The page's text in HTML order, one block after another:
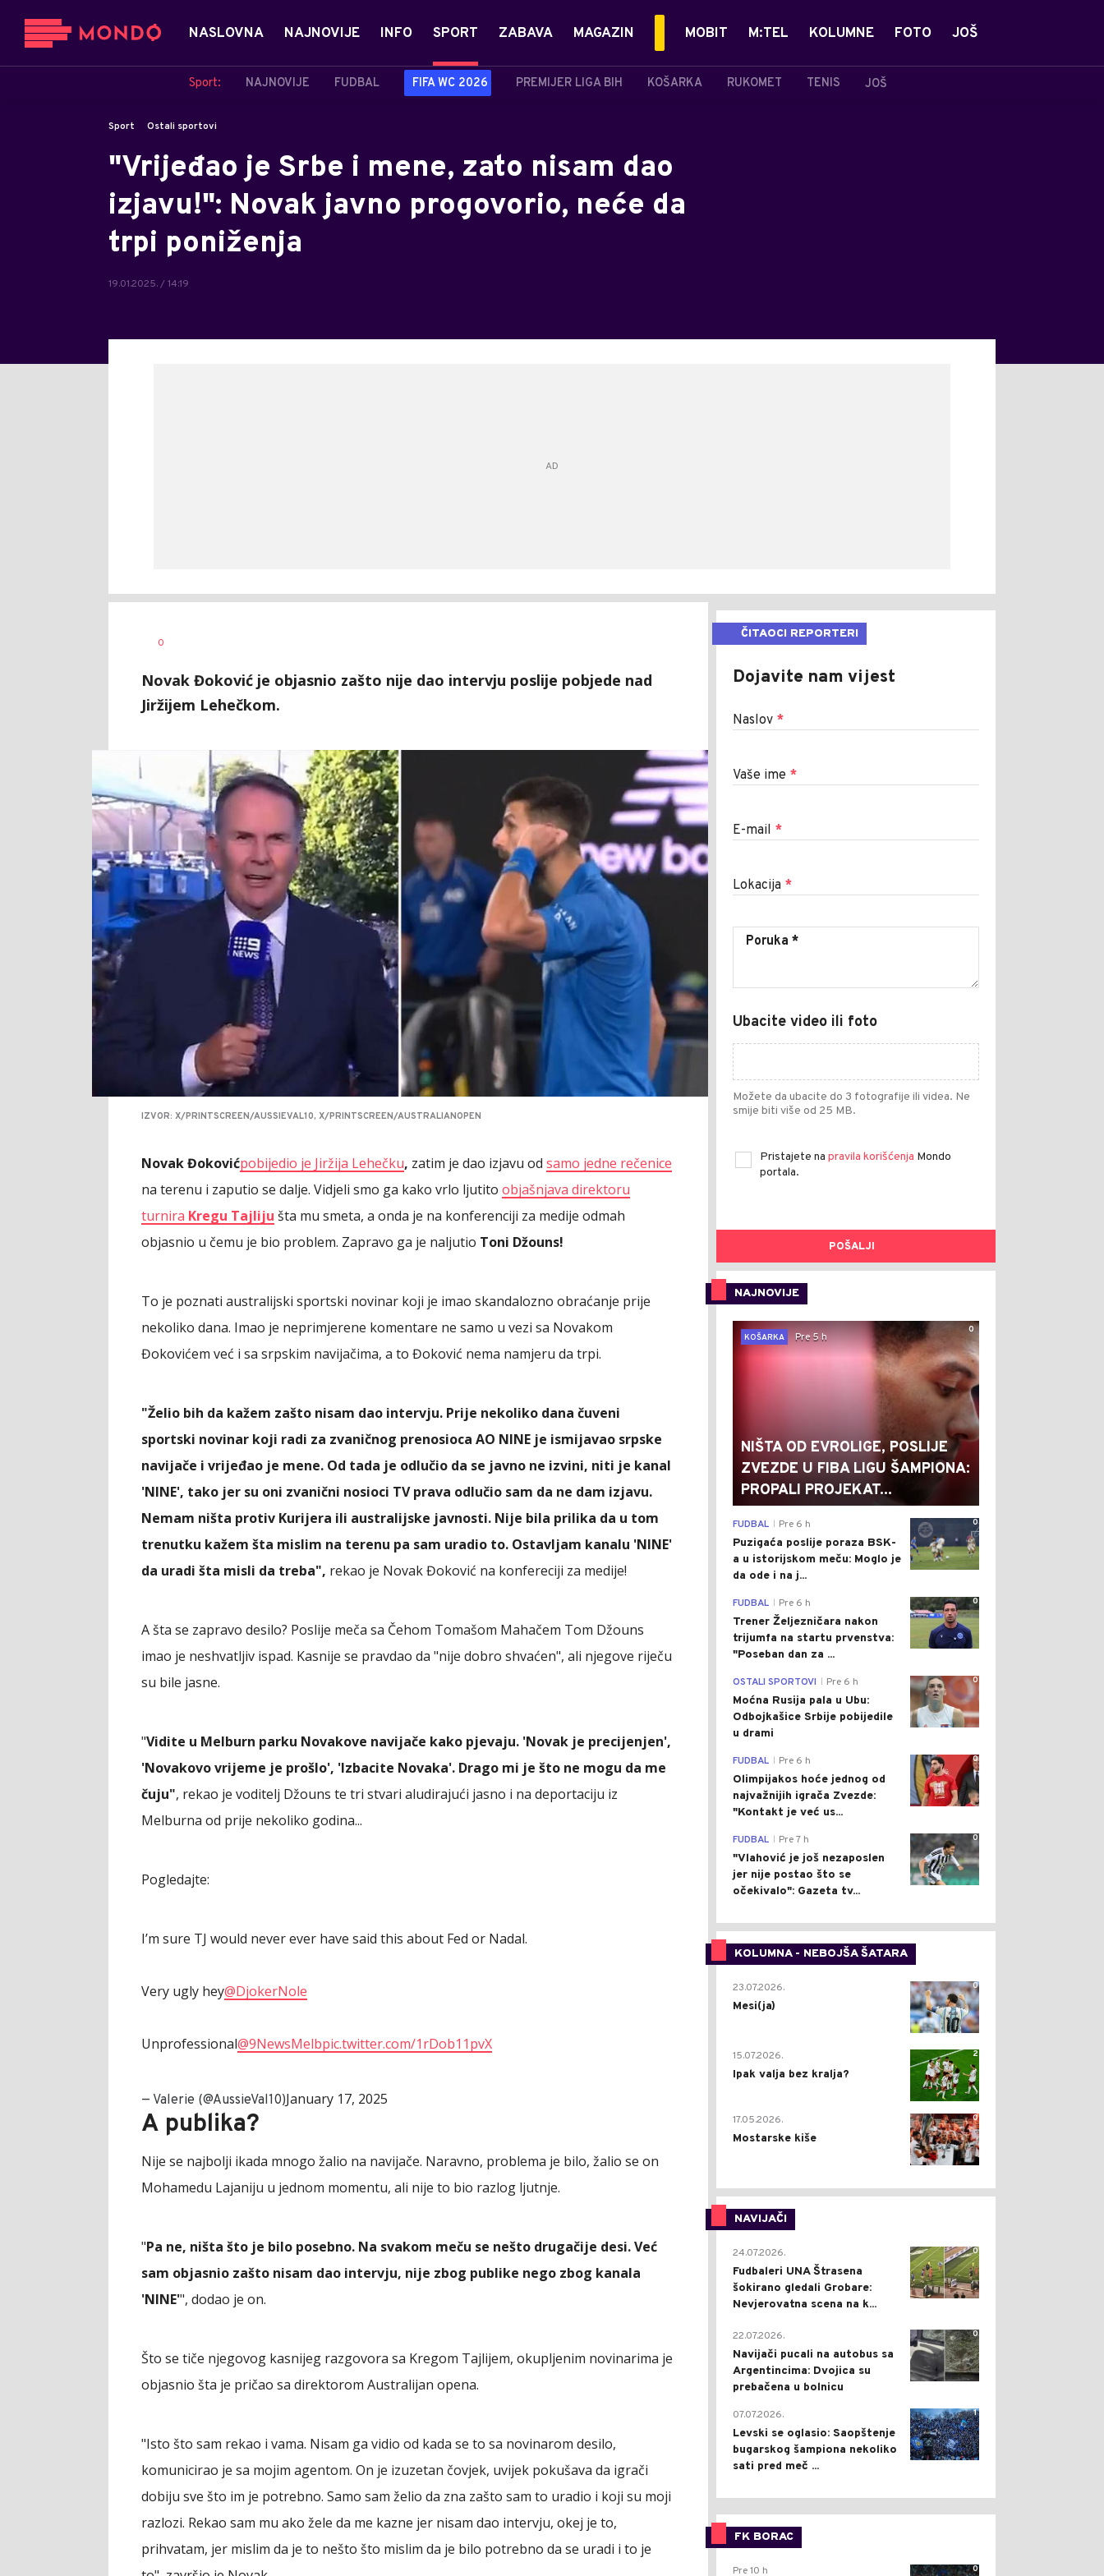
NASLOVNA NAJNOVIJE INFO SPORT
Sport: NAJNOVIJE FUDBAL FIFA WC 2026 PREMIJER LIGA BIH KOŠARKA RUKOMET TENIS JOŠ
ZABAVA MAGAZIN MOBIT M:TEL KOLUMNE FOTO JOŠ
Sport Ostali sportovi
"Vrijeđao je Srbe i mene, zato nisam dao
izjavu!": Novak javno progovorio, neće da
trpi poniženja
19.01.2025. / 14:19
AUTOR
0
Novak Đoković je objasnio zašto nije dao intervju poslije pobjede nad
Jiržijem Lehečkom.
IZVOR: X/PRINTSCREEN/AUSSIEVAL10, X/PRINTSCREEN/AUSTRALIANOPEN
Novak Đokovićpobijedio je Jiržija Lehečku, zatim je dao izjavu od samo jedne rečenice
na terenu i zaputio se dalje. Vidjeli smo ga kako vrlo ljutito objašnjava direktoru
turnira Kregu Tajliju šta mu smeta, a onda je na konferenciji za medije odmah
objasnio u čemu je bio problem. Zapravo ga je naljutio Toni Džouns!
To je poznati australijski sportski novinar koji je imao skandalozno obraćanje prije
nekoliko dana. Imao je neprimjerene komentare ne samo u vezi sa Novakom
Đokovićem već i sa srpskim navijačima, a to Đoković nema namjeru da trpi.
"Želio bih da kažem zašto nisam dao intervju. Prije nekoliko dana čuveni
sportski novinar koji radi za zvaničnog prenosioca AO NINE je ismijavao srpske
navijače i vrijeđao je mene. Od tada je odlučio da se javno ne izvini, niti je kanal
'NINE', tako jer su oni zvanični nosioci TV prava odlučio sam da ne dam izjavu.
Nemam ništa protiv Kurijera ili australijske javnosti. Nije bila prilika da u tom
trenutku kažem šta mislim na terenu pa sam uradio to. Ostavljam kanalu 'NINE'
da uradi šta misli da treba", rekao je Novak Đoković na konfereciji za medije!
A šta se zapravo desilo? Poslije meča sa Čehom Tomašom Mahačem Tom Džouns
imao je neshvatljiv ispad. Kasnije se pravdao da "nije dobro shvaćen", ali njegove riječu
su bile jasne.
"Vidite u Melburn parku Novakove navijače kako pjevaju. 'Novak je precijenjen',
'Novakovo vrijeme je prošlo', 'Izbacite Novaka'. Drago mi je što ne mogu da me
čuju", rekao je voditelj Džouns te tri stvari aludirajući jasno i na deportaciju iz
Melburna od prije nekoliko godina...
Pogledajte:
I’m sure TJ would never ever have said this about Fed or Nadal.
Very ugly hey@DjokerNole
Unprofessional@9NewsMelbpic.twitter.com/1rDob11pvX
— Valerie (@AussieVal10)January 17, 2025
A publika?
Nije se najbolji ikada mnogo žalio na navijače. Naravno, problema je bilo, žalio se on
Mohamedu Lajaniju u jednom momentu, ali nije to bio razlog ljutnje.
"Pa ne, ništa što je bilo posebno. Na svakom meču se nešto drugačije desi. Već
sam objasnio zašto nisam dao intervju, nije zbog publike nego zbog kanala
'NINE'", dodao je on.
Što se tiče njegovog kasnijeg razgovora sa Kregom Tajlijem, okupljenim novinarima je
objasnio šta je pričao sa direktorom Australijan opena.
"Isto što sam rekao i vama. Nisam ga vidio od kada se to sa novinarom desilo,
komunicirao je sa mojim agentom. On je izuzetan čovjek, uvijek pokušava da igrači
dobiju sve što im je potrebno. Samo sam želio da zna zašto sam to uradio i koji su moji
razlozi. Rekao sam mu ako žele da me kazne jer nisam dao intervju, okej je to,
prihvatam, jer mislim da je to nešto što mislim da je bilo potrebno da se uradi i to je
ČITAOCI REPORTERI
Dojavite nam vijest
Naslov *
Vaše ime *
E-mail *
Lokacija *
Ubacite video ili foto
Možete da ubacite do 3 fotografije ili videa. Ne
smije biti više od 25 MB.
Pristajete na pravila korišćenja Mondo
portala.
POŠALJI
NAJNOVIJE
0
KOŠARKA
Pre 5 h
NIŠTA OD EVROLIGE, POSLIJE
ZVEZDE U FIBA LIGU ŠAMPIONA:
PROPALI PROJEKAT...
0
FUDBAL Pre 6 h
Puzigaća poslije poraza BSK-
a u istorijskom meču: Moglo je
da ode i na j...
0
FUDBAL Pre 6 h
Trener Željezničara nakon
trijumfa na startu prvenstva:
"Poseban dan za ...
0
OSTALI SPORTOVI Pre 6 h
Moćna Rusija pala u Ubu:
Odbojkašice Srbije pobijedile
u drami
0
FUDBAL Pre 6 h
Olimpijakos hoće jednog od
najvažnijih igrača Zvezde:
"Kontakt je već us...
0
FUDBAL Pre 7 h
"Vlahović je još nezaposlen
jer nije postao što se
očekivalo": Gazeta tv...
KOLUMNA - NEBOJŠA ŠATARA
0
23.07.2026.
Mesi(ja)
2
15.07.2026.
Ipak valja bez kralja?
0
17.05.2026.
Mostarske kiše
NAVIJAČI
0
24.07.2026.
Fudbaleri UNA Štrasena
šokirano gledali Grobare:
Nevjerovatna scena na k...
0
22.07.2026.
Navijači pucali na autobus sa
Argentincima: Dvojica su
prebačena u bolnicu
1
07.07.2026.
Levski se oglasio: Saopštenje
bugarskog šampiona nekoliko
sati pred meč ...
FK BORAC
0
Pre 10 h